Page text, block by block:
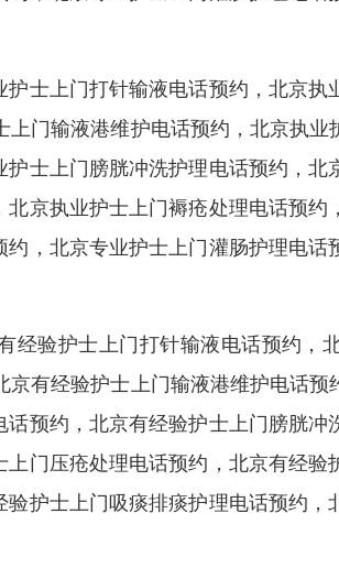
士上门打针输液电话预约，北京
门输液港维护电话预约，北京执
士上门膀胱冲洗护理电话预约，
京执业护士上门褥疮处理电话预
，北京专业护士上门灌肠护理电
经验护士上门打针输液电话预约，
有经验护士上门输液港维护电话
预约，北京有经验护士上门膀胱
门压疮处理电话预约，北京有经
护士上门吸痰排痰护理电话预约